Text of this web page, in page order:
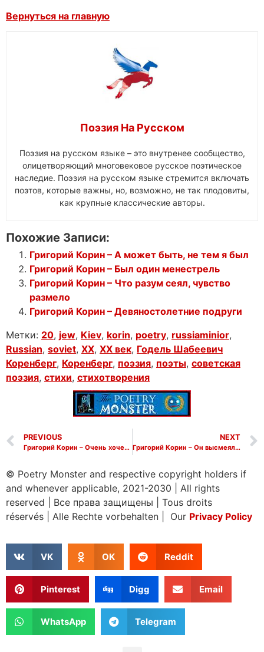
Вернуться на главную
Поэзия На Русском
Поэзия на русском языке – это внутренее сообщество,
олицетворяющий многовековое русское поэтическое
наследие. Поэзия на русском языке стремится включать
поэтов, которые важны, но, возможно, не так плодовиты,
как крупные классические авторы.
Похожие Записи:
Григорий Корин – А может быть, не тем я был
Григорий Корин – Был один менестрель
Григорий Корин – Что разум сеял, чувство
размело
Григорий Корин – Девяностолетние подруги
Метки: 20, jew, Kiev, korin, poetry, russiaminior,
Russian, soviet, XX, XX век, Годель Шабеевич
Коренберг, Коренберг, поэзия, поэты, советская
поэзия, стихи, стихотворения
PREVIOUS
Григорий Корин – Очень хочется пожить
NEXT
Григорий Корин – Он высмеял ниженегородца
© Poetry Monster and respective copyright holders if
and whenever applicable, 2021-2030
All rights
reserved
Все права защищены
Tous droits
réservés
Alle Rechte vorbehalten | Our Privacy Policy
VK OK Reddit
Pinterest Digg Email
WhatsApp Telegram